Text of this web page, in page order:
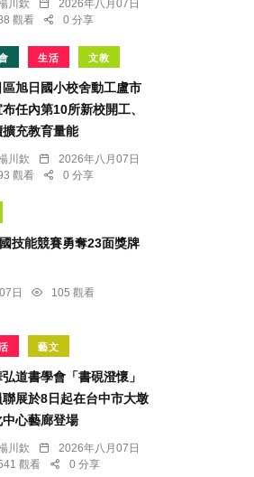
川欽
2026年八月07日
觀看
0 分享
生活 文教
區旭日國小校舍動工盧市
任內第10所新校開工、
擴充教育量能
川欽
2026年八月07日
觀看
0 分享
技能競賽勇奪23面獎牌
日
105 觀看
藝文
道書學會「書硯澄懷」
聯展於8日起在台中市大墩
中心藝廊登場
川欽
2026年八月07日
觀看
0 分享